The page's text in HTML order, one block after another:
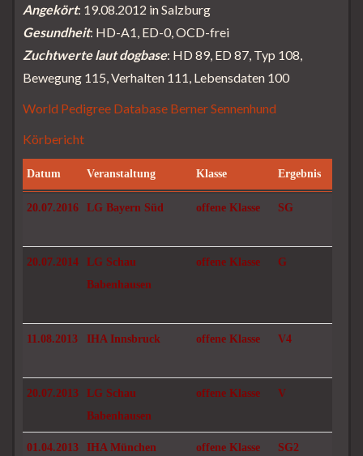
Angekört: 19.08.2012 in Salzburg
Gesundheit: HD-A1, ED-0, OCD-frei
Zuchtwerte laut dogbase: HD 89, ED 87, Typ 108,
Bewegung 115, Verhalten 111, Lebensdaten 100
World Pedigree Database Berner Sennenhund
Körbericht
Datum Veranstaltung Klasse Ergebnis
Datum Veranstaltung Klasse Ergebnis
20.07.2016 LG Bayern Süd offene Klasse SG
20.07.2014
LG Schau
Babenhausen
offene Klasse G
11.08.2013 IHA Innsbruck offene Klasse V4
20.07.2013
LG Schau
Babenhausen
offene Klasse V
01.04.2013 IHA München offene Klasse SG2